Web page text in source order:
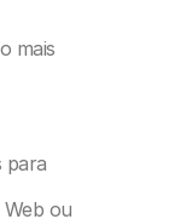
mais
para
ou